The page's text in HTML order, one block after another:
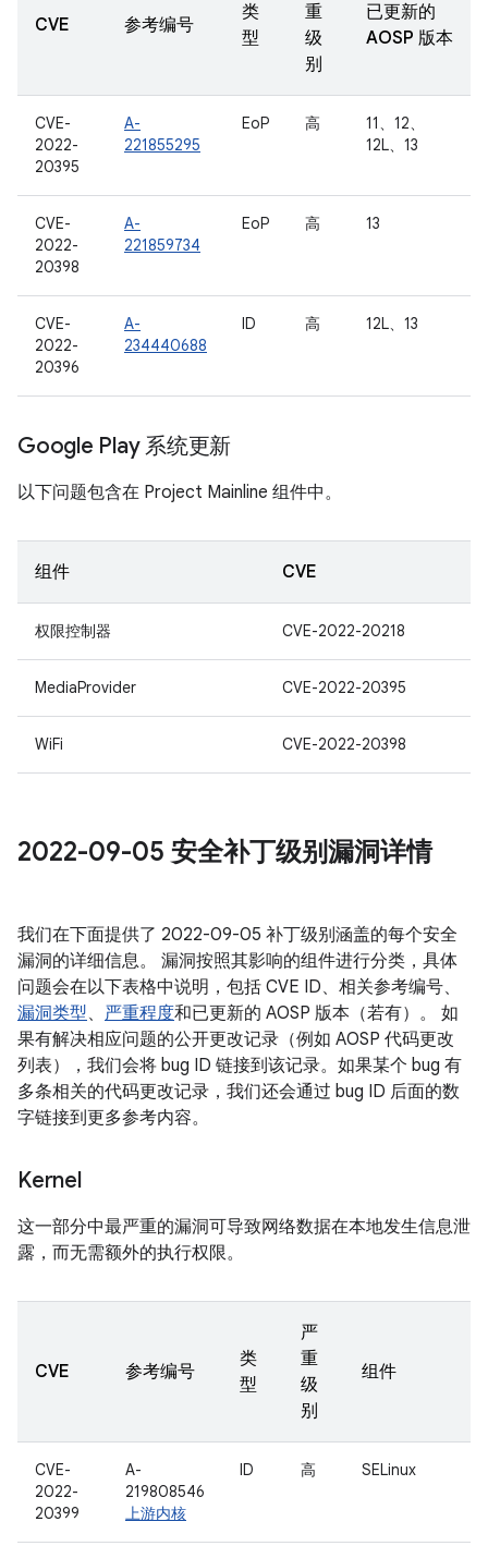
CVE 参考编号
类
型
重
级
别
已更新的
AOSP 版本
CVE-
2022-
20395
A-
221855295
EoP 高
11、12、
12L、13
CVE-
2022-
20398
A-
221859734
EoP 高 13
CVE-
2022-
20396
A-
234440688
ID 高 12L、13
Google Play 系统更新
以下问题包含在 Project Mainline 组件中。
组件 CVE
权限控制器 CVE-2022-20218
MediaProvider CVE-2022-20395
WiFi CVE-2022-20398
2022-09-05 安全补丁级别漏洞详情
我们在下面提供了 2022-09-05 补丁级别涵盖的每个安全
漏洞的详细信息。 漏洞按照其影响的组件进行分类，具体
问题会在以下表格中说明，包括 CVE ID、相关参考编号、
漏洞类型、 严重程度和已更新的 AOSP 版本（若有）。 如
果有解决相应问题的公开更改记录（例如 AOSP 代码更改
列表），我们会将 bug ID 链接到该记录。如果某个 bug 有
多条相关的代码更改记录，我们还会通过 bug ID 后面的数
字链接到更多参考内容。
Kernel
这一部分中最严重的漏洞可导致网络数据在本地发生信息泄
露，而无需额外的执行权限。
CVE 参考编号
类
型
严
重
级
别
组件
CVE-
2022-
20399
A-
219808546
上游内核
ID 高 SELinux